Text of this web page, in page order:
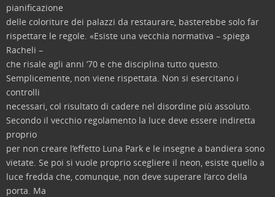
pianificazione
delle coloriture dei palazzi da restaurare, basterebbe solo far
rispettare le regole. «Esiste una vecchia normativa – spiega
Racheli –
che risale agli anni ’70 e che disciplina tutto questo.
Semplicemente, non viene rispettata. Non si esercitano i
controlli
necessari, col risultato di cadere nel disordine più assoluto.
Secondo il vecchio regolamento la luce deve essere indiretta
proprio
per non creare l’effetto Luna Park e le insegne a bandiera sono
vietate. Se poi si vuole proprio scegliere il neon, esiste quello a
luce fredda che, comunque, non deve superare l’arco della
porta. Ma